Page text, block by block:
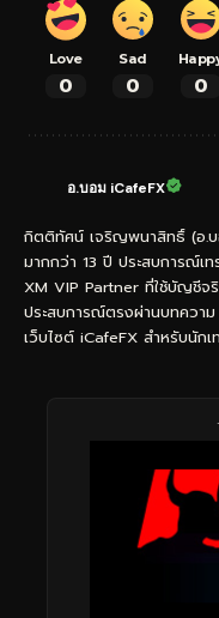
Love
0
Sad
0 0
อ.บอม iCafeFX
กิตติทัศน์ เจริญพนาสิทธิ์ (อ.
มากกว่า 13 ปี ประสบการณ์เ
XM VIP Partner ที่ใช้บัญชีจ
ประสบการณ์ตรงผ่านบทคว
เว็บไซต์ iCafeFX สำหรับนักเ